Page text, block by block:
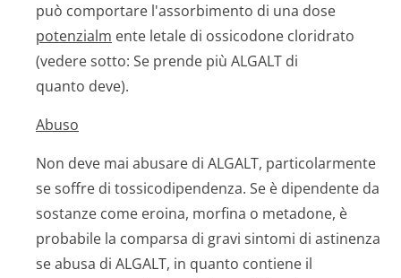
può comportare l'assorbimento di una dose
potenzialm ente letale di ossicodone cloridrato
(vedere sotto: Se prende più ALGALT di
quanto deve).
Abuso
Non deve mai abusare di ALGALT, particolarmente
se soffre di tossicodipendenza. Se è dipendente da
sostanze come eroina, morfina o metadone, è
probabile la comparsa di gravi sintomi di astinenza
se abusa di ALGALT, in quanto contiene il